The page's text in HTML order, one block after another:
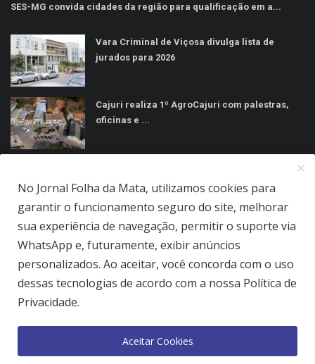
SES-MG convida cidades da região para qualificação em a...
Vara Criminal de Viçosa divulga lista de
jurados para 2026
Cajuri realiza 1º AgroCajuri com palestras,
oficinas e ...
Jornal Folha da Mata Ltda © 2026 - Todos direitos reservados.
Quem Somos
Política de Privacidade
No Jornal Folha da Mata, utilizamos cookies para
garantir o funcionamento seguro do site, melhorar
sua experiência de navegação, permitir o suporte via
WhatsApp e, futuramente, exibir anúncios
personalizados. Ao aceitar, você concorda com o uso
dessas tecnologias de acordo com a nossa Política de
Privacidade.
Aceitar Cookies